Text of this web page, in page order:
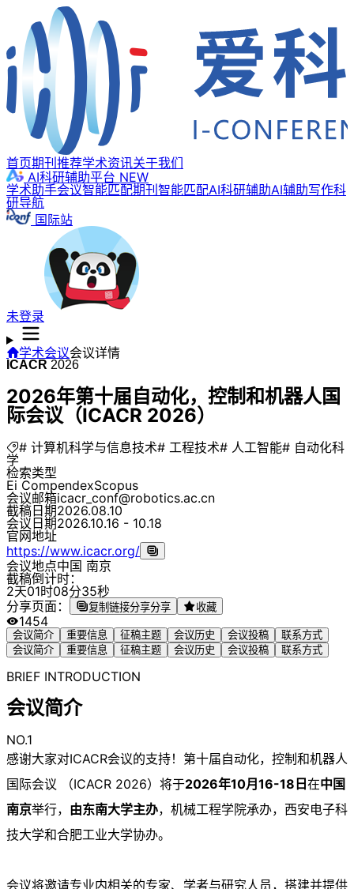
首页期刊推荐学术资讯关于我们
AI科研辅助平台 NEW
学术助手会议智能匹配期刊智能匹配AI科研辅助AI辅助写作科
研导航
国际站
未登录
学术会议会议详情
ICACR 2026
2026年第十届自动化，控制和机器人国
际会议（ICACR 2026）
# 计算机科学与信息技术# 工程技术# 人工智能# 自动化科
学
检索类型
Ei CompendexScopus
会议邮箱icacr_conf@robotics.ac.cn
截稿日期2026.08.10
会议日期2026.10.16 - 10.18
官网地址
https://www.icacr.org/
会议地点中国 南京
截稿倒计时：
2天01时08分35秒
分享页面：
复制链接分享分享 收藏
1454
会议简介 重要信息 征稿主题 会议历史 会议投稿
联系方式
会议简介
重要信息 征稿主题 会议历史 会议投稿 联系方式
BRIEF INTRODUCTION
会议简介
NO.1
感谢大家对ICACR会议的支持！第十届自动化，控制和机器人
国际会议 （ICACR 2026）将于2026年10月16-18日在中国
南京举行， 由东南大学主办，机械工程学院承办，西安电子科
技大学和合肥工业大学协办。
会议将邀请专业内相关的专家、学者与研究人员，搭建并提供